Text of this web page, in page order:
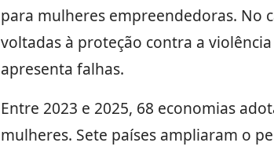
para mulheres empreendedoras. No
voltadas à proteção contra a
apresenta falhas.
Entre 2023 e 2025, 68 economias
mulheres. Sete países ampliaram o